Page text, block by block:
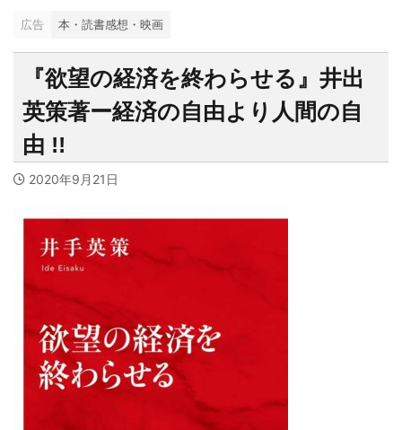
広告 本・読書感想・映画
『欲望の経済を終わらせる』井出
英策著ー経済の自由より人間の自
由 !!
2020年9月21日